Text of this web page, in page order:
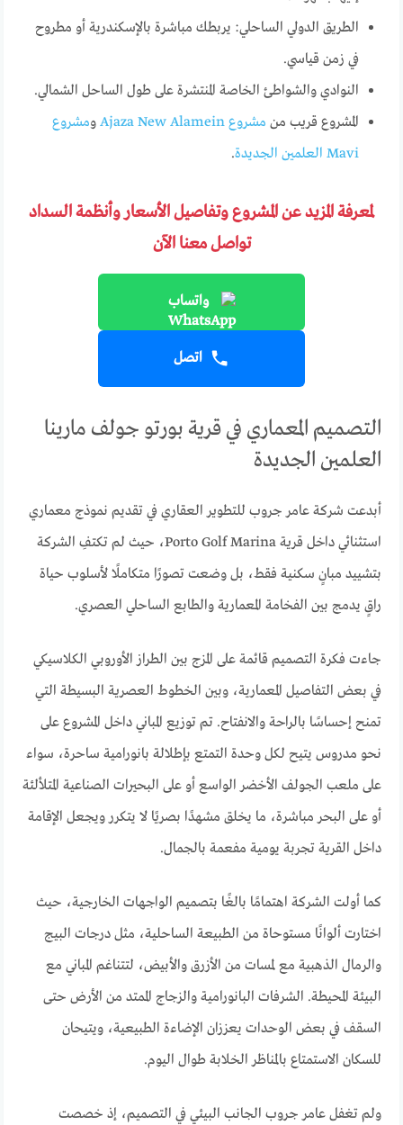
الطريق الدولي الساحلي: يربطك مباشرة بالإسكندرية أو مطروح
في زمن قياسي.
النوادي والشواطئ الخاصة المنتشرة على طول الساحل الشمالي.
المشروع قريب من مشروع Ajaza New Alamein ومشروع
Mavi العلمين الجديدة
.
لمعرفة المزيد عن المشروع وتفاصيل الأسعار وأنظمة السداد
تواصل معنا الآن
واتساب
اتصل
التصميم المعماري في قرية بورتو جولف مارينا
العلمين الجديدة
أبدعت شركة عامر جروب للتطوير العقاري في تقديم نموذج معماري
استثنائي داخل قرية Porto Golf Marina، حيث لم تكتفِ الشركة
بتشييد مبانٍ سكنية فقط، بل وضعت تصورًا متكاملًا لأسلوب حياة
راقٍ يدمج بين الفخامة المعمارية والطابع الساحلي العصري.
جاءت فكرة التصميم قائمة على المزج بين الطراز الأوروبي الكلاسيكي
في بعض التفاصيل المعمارية، وبين الخطوط العصرية البسيطة التي
تمنح إحساسًا بالراحة والانفتاح. تم توزيع المباني داخل المشروع على
نحو مدروس يتيح لكل وحدة التمتع بإطلالة بانورامية ساحرة، سواء
على ملعب الجولف الأخضر الواسع أو على البحيرات الصناعية المتلألئة
أو على البحر مباشرة، ما يخلق مشهدًا بصريًا لا يتكرر ويجعل الإقامة
داخل القرية تجربة يومية مفعمة بالجمال.
كما أولت الشركة اهتمامًا بالغًا بتصميم الواجهات الخارجية، حيث
اختارت ألوانًا مستوحاة من الطبيعة الساحلية، مثل درجات البيج
والرمال الذهبية مع لمسات من الأزرق والأبيض، لتتناغم المباني مع
البيئة المحيطة. الشرفات البانورامية والزجاج الممتد من الأرض حتى
السقف في بعض الوحدات يعززان الإضاءة الطبيعية، ويتيحان
للسكان الاستمتاع بالمناظر الخلابة طوال اليوم.
ولم تغفل عامر جروب الجانب البيئي في التصميم، إذ خصصت